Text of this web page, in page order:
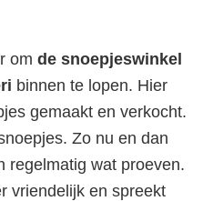
om de snoepjeswinkel
binnen te lopen. Hier
gemaakt en verkocht.
Zo nu en dan
regelmatig wat proeven.
vriendelijk en spreekt